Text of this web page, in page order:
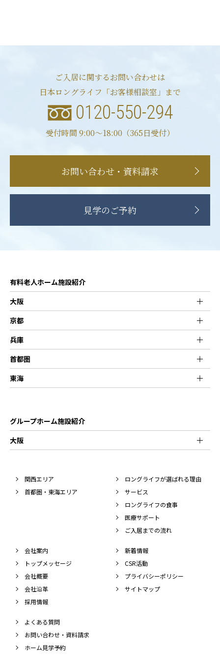
ご入居に関するお問い合わせは
日本ロングライフ「お客様相談室」まで
0120-550-294
受付時間 9:00〜18:00（365日受付）
お問い合わせ・資料請求
見学のご予約
有料老人ホーム施設紹介
大阪
京都
兵庫
首都圏
東海
グループホーム施設紹介
大阪
関西エリア
首都圏・東海エリア
ロングライフが選ばれる理由
サービス
ロングライフの食事
医療サポート
ご入居までの流れ
会社案内
トップメッセージ
会社概要
会社沿革
採用情報
新着情報
CSR活動
プライバシーポリシー
サイトマップ
よくある質問
お問い合わせ・資料請求
ホーム見学予約